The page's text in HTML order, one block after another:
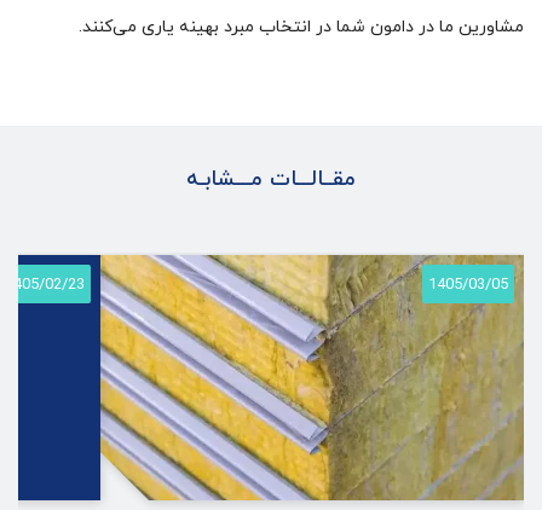
مشاورین ما در دامون شما در انتخاب مبرد بهینه یاری می‌کنند.
مقــالـــات مـــشابـه
1405/03/05
1405/02/23